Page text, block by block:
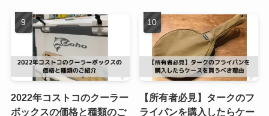
2022年コストコのクーラー
ボックスの価格と種類のご
【所有者必見】タークのフ
ライパンを購入したらケー